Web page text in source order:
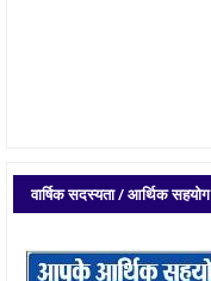
वार्षिक सदस्यता / आर्थिक सहयोग